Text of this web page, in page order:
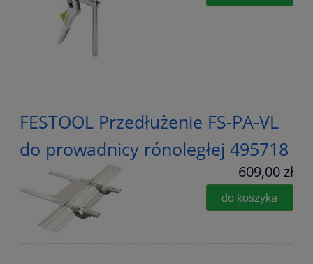
FESTOOL Przedłużenie FS-PA-VL
do prowadnicy rónoległej 495718
609,00 zł
do koszyka